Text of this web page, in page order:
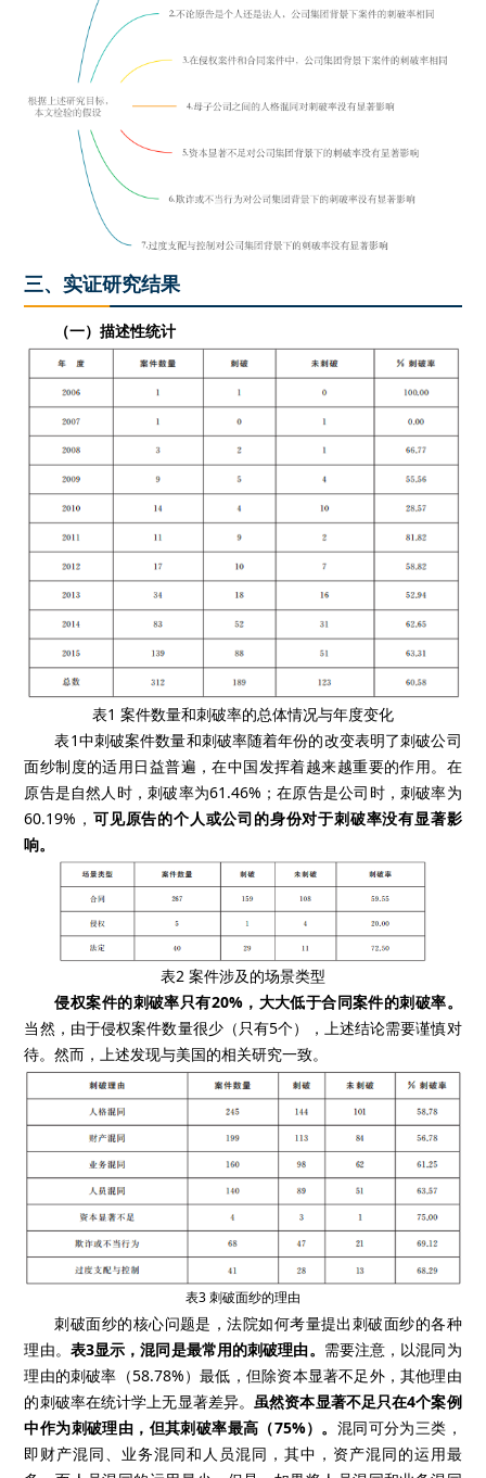
三、实证研究结果
（一）描述性统计
表1 案件数量和刺破率的总体情况与年度变化
表1中刺破案件数量和刺破率随着年份的改变表明了刺破公司
面纱制度的适用日益普遍，在中国发挥着越来越重要的作用。在
原告是自然人时，刺破率为61.46%；在原告是公司时，刺破率为
60.19%，可见原告的个人或公司的身份对于刺破率没有显著影
响。
表2 案件涉及的场景类型
侵权案件的刺破率只有20%，大大低于合同案件的刺破率。
当然，由于侵权案件数量很少（只有5个），上述结论需要谨慎对
待。然而，上述发现与美国的相关研究一致。
表3 刺破面纱的理由
刺破面纱的核心问题是，法院如何考量提出刺破面纱的各种
理由。 表3显示，混同是最常用的刺破理由。 需要注意，以混同为
理由的刺破率（58.78%）最低，但除资本显著不足外，其他理由
的刺破率在统计学上无显著差异。虽然资本显著不足只在4个案例
中作为刺破理由，但其刺破率最高（75%）。 混同可分为三类，
即财产混同、业务混同和人员混同，其中，资产混同的运用最